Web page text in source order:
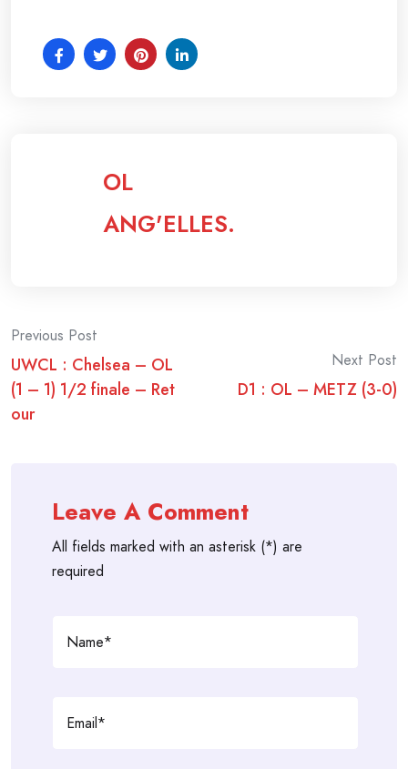
OL
ANG'ELLES.
Post
navigation
Previous Post
UWCL : Chelsea – OL
(1 – 1) 1/2 finale – Ret
our
Next Post
D1 : OL – METZ (3-0)
Leave A Comment
All fields marked with an asterisk (*) are
required